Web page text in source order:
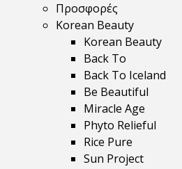
Προσφορές
Korean Beauty
Korean Beauty
Back To
Back To Iceland
Be Beautiful
Miracle Age
Phyto Relieful
Rice Pure
Sun Project